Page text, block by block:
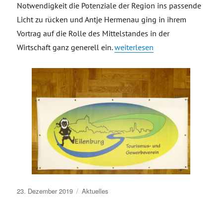
Notwendigkeit die Potenziale der Region ins passende
Licht zu rücken und Antje Hermenau ging in ihrem
Vortrag auf die Rolle des Mittelstandes in der
Wirtschaft ganz generell ein.„Mittelstand in Eilenburg,
weiterlesen
Veröffentlicht
23. Dezember 2019 Aktuelles